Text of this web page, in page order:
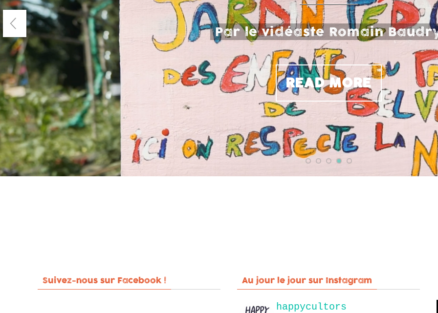
Par le vidéaste Romain
READ MORE
Suivez-nous sur Facebook ! Au jour le jour sur Instagram
happycultors